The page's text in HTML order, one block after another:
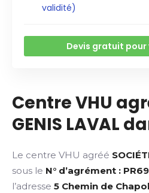
validité)
Devis gratuit pour
Centre VHU
GENIS LAVAL
Le centre VHU agréé
sous le N° d’agrément :
l’adresse 5 Chemin de